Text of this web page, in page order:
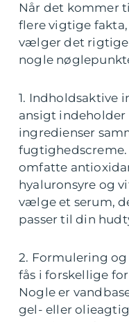
Når det kommer
flere vigtige
vælger det rigtige
nogle
1. Indholdsaktive
ansigt indeholder
ingredienser
fugtighedscreme.
omfatte
hyaluronsyre og
vælge et serum,
passer til din
2. Formulering
fås i forskellige
Nogle er
gel- eller